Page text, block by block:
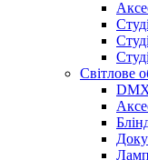
Світлове